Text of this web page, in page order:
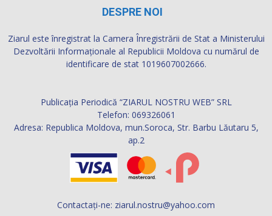
DESPRE NOI
Ziarul este înregistrat la Camera Înregistrării de Stat a Ministerului
Dezvoltării Informaţionale al Republicii Moldova cu numărul de
identificare de stat 1019607002666.
Publicația Periodică “ZIARUL NOSTRU WEB” SRL
Telefon: 069326061
Adresa: Republica Moldova, mun.Soroca, Str. Barbu Lăutaru 5,
ap.2
Contactați-ne: ziarul.nostru@yahoo.com